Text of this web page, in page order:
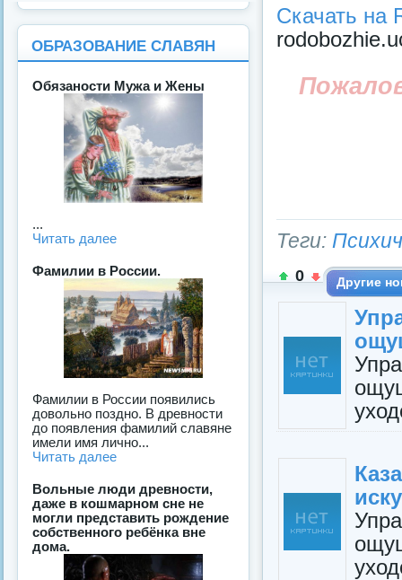
Скачать на
Теги:
0 Другие
ОБРАЗОВАНИЕ СЛАВЯН
Обязаности Мужа и Жены
...
Читать далее
Фамилии в России.
Фамилии в России появились
довольно поздно. В древности
до появления фамилий славяне
имели имя лично...
Читать далее
Вольные люди древности,
даже в кошмарном сне не
могли представить рождение
собственного ребёнка вне
дома.